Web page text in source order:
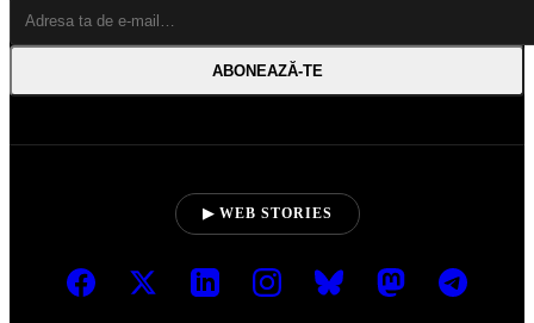
ABONEAZĂ‑TE
▶ WEB STORIES